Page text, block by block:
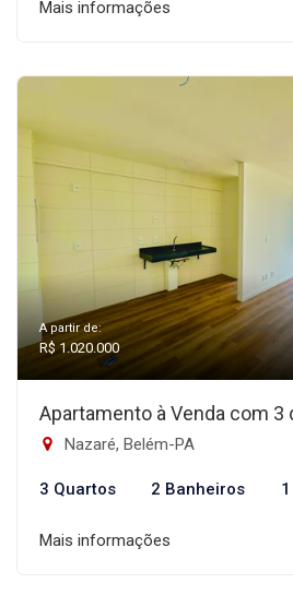
Mais informações
A partir de:
R$ 1.020.000
Apartamento à Venda com 3
Nazaré, Belém-PA
3 Quartos 2 Banheiros
Mais informações